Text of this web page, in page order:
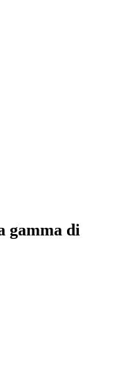
gamma di